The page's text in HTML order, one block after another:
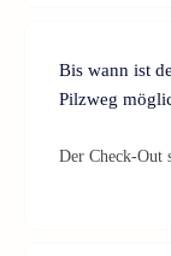
Bis wann ist
Pilzweg
Der Check-Out